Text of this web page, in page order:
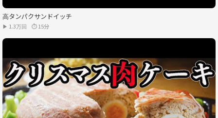
高タンパクサンドイッチ
▶ 1.3万回 ⏱ 15分